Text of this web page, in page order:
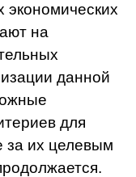
экономических
на
данной
для
за их целевым